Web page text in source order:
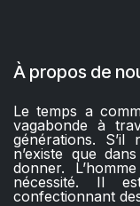
À propos de
Le temps a
vagabonde à
générations.
n’existe que
donner.
nécessité. Il
confectionnant